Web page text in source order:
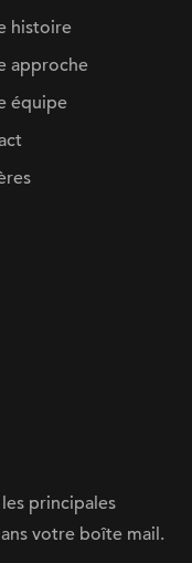
histoire
approche
équipe
les principales
votre boîte mail.